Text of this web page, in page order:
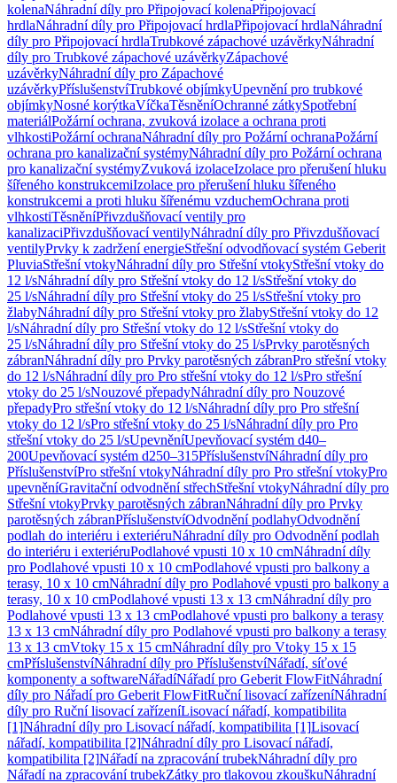
kolenaNáhradní díly pro Připojovací kolenaPřipojovací
hrdlaNáhradní díly pro Připojovací hrdlaPřipojovací hrdlaNáhradní
díly pro Připojovací hrdlaTrubkové zápachové uzávěrkyNáhradní
díly pro Trubkové zápachové uzávěrkyZápachové
uzávěrkyNáhradní díly pro Zápachové
uzávěrkyPříslušenstvíTrubkové objímkyUpevnění pro trubkové
objímkyNosné korýtkaVíčkaTěsněníOchranné zátkySpotřební
materiálPožární ochrana, zvuková izolace a ochrana proti
vlhkostiPožární ochranaNáhradní díly pro Požární ochranaPožární
ochrana pro kanalizační systémyNáhradní díly pro Požární ochrana
pro kanalizační systémyZvuková izolaceIzolace pro přerušení hluku
šířeného konstrukcemiIzolace pro přerušení hluku šířeného
konstrukcemi a proti hluku šířenému vzduchemOchrana proti
vlhkostiTěsněníPřivzdušňovací ventily pro
kanalizaciPřivzdušňovací ventilyNáhradní díly pro Přivzdušňovací
ventilyPrvky k zadržení energieStřešní odvodňovací systém Geberit
PluviaStřešní vtokyNáhradní díly pro Střešní vtokyStřešní vtoky do
12 l/sNáhradní díly pro Střešní vtoky do 12 l/sStřešní vtoky do
25 l/sNáhradní díly pro Střešní vtoky do 25 l/sStřešní vtoky pro
žlabyNáhradní díly pro Střešní vtoky pro žlabyStřešní vtoky do 12
l/sNáhradní díly pro Střešní vtoky do 12 l/sStřešní vtoky do
25 l/sNáhradní díly pro Střešní vtoky do 25 l/sPrvky parotěsných
zábranNáhradní díly pro Prvky parotěsných zábranPro střešní vtoky
do 12 l/sNáhradní díly pro Pro střešní vtoky do 12 l/sPro střešní
vtoky do 25 l/sNouzové přepadyNáhradní díly pro Nouzové
přepadyPro střešní vtoky do 12 l/sNáhradní díly pro Pro střešní
vtoky do 12 l/sPro střešní vtoky do 25 l/sNáhradní díly pro Pro
střešní vtoky do 25 l/sUpevněníUpevňovací systém d40–
200Upevňovací systém d250–315PříslušenstvíNáhradní díly pro
PříslušenstvíPro střešní vtokyNáhradní díly pro Pro střešní vtokyPro
upevněníGravitační odvodnění střechStřešní vtokyNáhradní díly pro
Střešní vtokyPrvky parotěsných zábranNáhradní díly pro Prvky
parotěsných zábranPříslušenstvíOdvodnění podlahyOdvodnění
podlah do interiéru i exteriéruNáhradní díly pro Odvodnění podlah
do interiéru i exteriéruPodlahové vpusti 10 x 10 cmNáhradní díly
pro Podlahové vpusti 10 x 10 cmPodlahové vpusti pro balkony a
terasy, 10 x 10 cmNáhradní díly pro Podlahové vpusti pro balkony a
terasy, 10 x 10 cmPodlahové vpusti 13 x 13 cmNáhradní díly pro
Podlahové vpusti 13 x 13 cmPodlahové vpusti pro balkony a terasy
13 x 13 cmNáhradní díly pro Podlahové vpusti pro balkony a terasy
13 x 13 cmVtoky 15 x 15 cmNáhradní díly pro Vtoky 15 x 15
cmPříslušenstvíNáhradní díly pro PříslušenstvíNářadí, síťové
komponenty a softwareNářadíNářadí pro Geberit FlowFitNáhradní
díly pro Nářadí pro Geberit FlowFitRuční lisovací zařízeníNáhradní
díly pro Ruční lisovací zařízeníLisovací nářadí, kompatibilita
[1]Náhradní díly pro Lisovací nářadí, kompatibilita [1]Lisovací
nářadí, kompatibilita [2]Náhradní díly pro Lisovací nářadí,
kompatibilita [2]Nářadí na zpracování trubekNáhradní díly pro
Nářadí na zpracování trubekZátky pro tlakovou zkouškuNáhradní